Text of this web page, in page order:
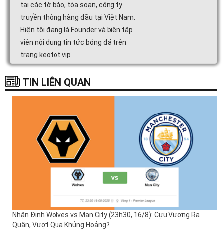
tại các tờ báo, tòa soạn, công ty
truyền thông hàng đầu tại Việt Nam.
Hiện tôi đang là Founder và biên tập
viên nội dung tin tức bóng đá trên
trang keotot.vip
TIN LIÊN QUAN
Nhận Định Wolves vs Man City (23h30, 16/8): Cựu Vương Ra
Quân, Vượt Qua Khủng Hoảng?